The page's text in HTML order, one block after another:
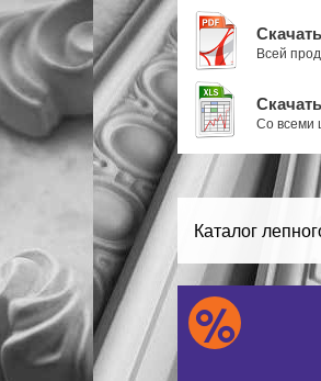
Всей
Со всеми
Каталог